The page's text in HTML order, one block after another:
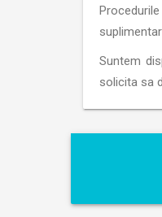
Suntem
solicita sa